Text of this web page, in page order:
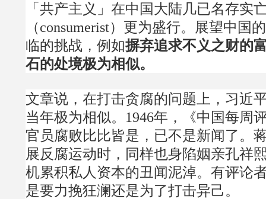
「共产主义」在中国大陆几已名存实
（consumerist）更为盛行。展望中国
临的挑战，例如摒弃追求不义之财的
石的处境极为相似。
文章说，在打击贪腐的问题上，习近
当年极为相似。1946年，《中国每周
官员腐败比比皆是，已不是新闻了。
展反腐运动时，同样也身陷姻亲孔祥
机累积私人资本的丑闻泥淖。有评论
是要力挽狂澜还是为了打击异己。